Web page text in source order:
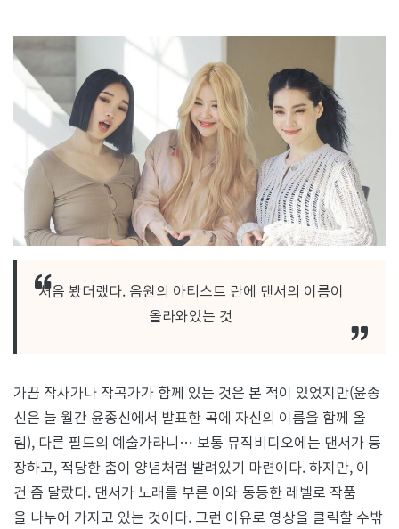
카
&
립
이
–
‘너
머’
처음 봤더랬다. 음원의 아티스트 란에 댄서의 이름이
올라와있는 것
가끔 작사가나 작곡가가 함께 있는 것은 본 적이 있었지만(윤종
신은 늘 월간 윤종신에서 발표한 곡에 자신의 이름을 함께 올
림), 다른 필드의 예술가라니… 보통 뮤직비디오에는 댄서가 등
장하고, 적당한 춤이 양념처럼 발려있기 마련이다. 하지만, 이
건 좀 달랐다. 댄서가 노래를 부른 이와 동등한 레벨로 작품
을 나누어 가지고 있는 것이다. 그런 이유로 영상을 클릭할 수밖